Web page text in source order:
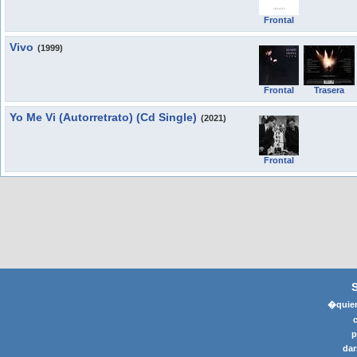
Frontal
Vivo (1999)
Frontal Trasera
Yo Me Vi (Autorretrato) (Cd Single) (2021)
Frontal